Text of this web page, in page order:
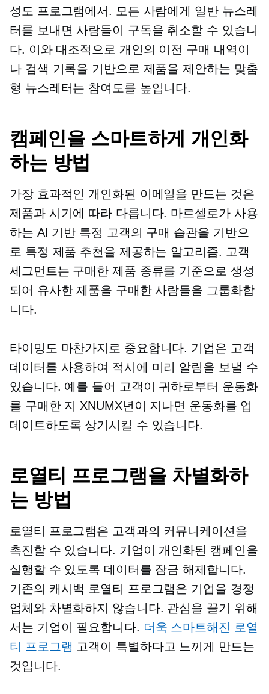
성도 프로그램에서. 모든 사람에게 일반 뉴스레
터를 보내면 사람들이 구독을 취소할 수 있습니
다. 이와 대조적으로 개인의 이전 구매 내역이
나 검색 기록을 기반으로 제품을 제안하는 맞춤
형 뉴스레터는 참여도를 높입니다.
캠페인을 스마트하게 개인화
하는 방법
가장 효과적인 개인화된 이메일을 만드는 것은
제품과 시기에 따라 다릅니다. 마르셀로가 사용
하는 AI 기반 특정 고객의 구매 습관을 기반으
로 특정 제품 추천을 제공하는 알고리즘. 고객
세그먼트는 구매한 제품 종류를 기준으로 생성
되어 유사한 제품을 구매한 사람들을 그룹화합
니다.
타이밍도 마찬가지로 중요합니다. 기업은 고객
데이터를 사용하여 적시에 미리 알림을 보낼 수
있습니다. 예를 들어 고객이 귀하로부터 운동화
를 구매한 지 XNUMX년이 지나면 운동화를 업
데이트하도록 상기시킬 수 있습니다.
로열티 프로그램을 차별화하
는 방법
로열티 프로그램은 고객과의 커뮤니케이션을
촉진할 수 있습니다. 기업이 개인화된 캠페인을
실행할 수 있도록 데이터를 잠금 해제합니다.
기존의 캐시백 로열티 프로그램은 기업을 경쟁
업체와 차별화하지 않습니다. 관심을 끌기 위해
서는 기업이 필요합니다. 더욱 스마트해진 로열
티 프로그램 고객이 특별하다고 느끼게 만드는
것입니다.